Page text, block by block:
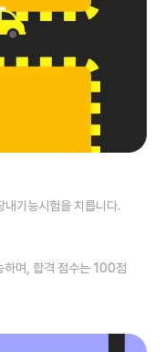
내기능시험을 치릅니다.
하며, 합격 점수는 100점